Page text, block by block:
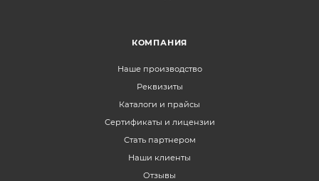
КОМПАНИЯ
Наше производство
Реквизиты
Каталоги и прайсы
Сертификаты и лицензии
Стать партнером
Наши клиенты
Отзывы